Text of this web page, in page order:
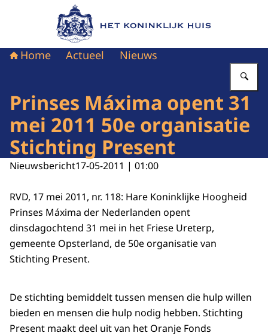
Naar de homepage van Het Koninklijk Huis
Home Actueel Nieuws
Prinses Máxima opent 31
mei 2011 50e organisatie
Stichting Present
Nieuwsbericht17-05-2011 | 01:00
RVD, 17 mei 2011, nr. 118: Hare Koninklijke Hoogheid
Prinses Máxima der Nederlanden opent
dinsdagochtend 31 mei in het Friese Ureterp,
gemeente Opsterland, de 50e organisatie van
Stichting Present.
De stichting bemiddelt tussen mensen die hulp willen
bieden en mensen die hulp nodig hebben. Stichting
Present maakt deel uit van het Oranje Fonds